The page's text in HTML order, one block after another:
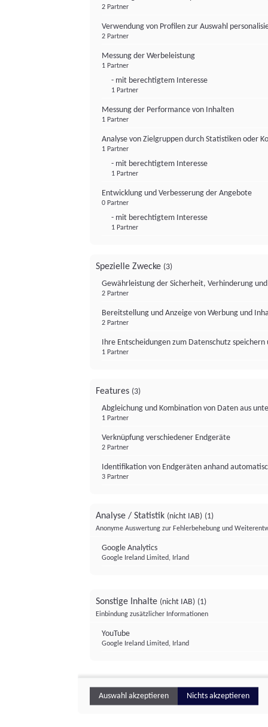
2 Partner
Verwendung von Profilen zur Auswahl
2 Partner
Messung der Werbeleistung
1 Partner
- mit berechtigtem Interesse
1 Partner
Messung der Performance von Inhalten
1 Partner
Analyse von Zielgruppen durch Statistiken oder
1 Partner
- mit berechtigtem Interesse
1 Partner
Entwicklung und Verbesserung der Angebote
0 Partner
- mit berechtigtem Interesse
1 Partner
Spezielle Zwecke (3)
Gewährleistung der Sicherheit, Verhinderung
2 Partner
Bereitstellung und Anzeige von Werbung und
2 Partner
Ihre Entscheidungen zum Datenschutz
1 Partner
Features (3)
Abgleichung und Kombination von Daten aus
1 Partner
Verknüpfung verschiedener Endgeräte
2 Partner
Identifikation von Endgeräten anhand
3 Partner
Analyse / Statistik (nicht IAB) (1)
Anonyme Auswertung zur Fehlerbehebung und
Google Analytics
Google Ireland Limited, Irland
Sonstige Inhalte (nicht IAB) (1)
Einbindung zusätzlicher Informationen
YouTube
Google Ireland Limited, Irland
Auswahl akzeptieren Nichts akzeptieren